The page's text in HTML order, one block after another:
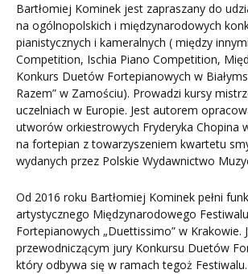
Bartłomiej Kominek jest zapraszany do
na ogólnopolskich i międzynarodowych
pianistycznych i kameralnych ( między
Competition, Ischia Piano Competition,
Konkurs Duetów Fortepianowych w
Razem” w Zamościu). Prowadzi kursy
uczelniach w Europie. Jest autorem
utworów orkiestrowych Fryderyka Chopina
na fortepian z towarzyszeniem kwartetu
wydanych przez Polskie Wydawnictwo
Od 2016 roku Bartłomiej Kominek pełni
artystycznego Międzynarodowego
Fortepianowych „Duettissimo” w Krakowie.
przewodniczącym jury Konkursu Duetów
który odbywa się w ramach tegoż Festiwalu.